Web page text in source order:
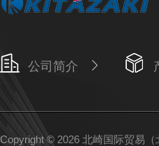
公司简介
Copyright © 2026 北崎国际贸易